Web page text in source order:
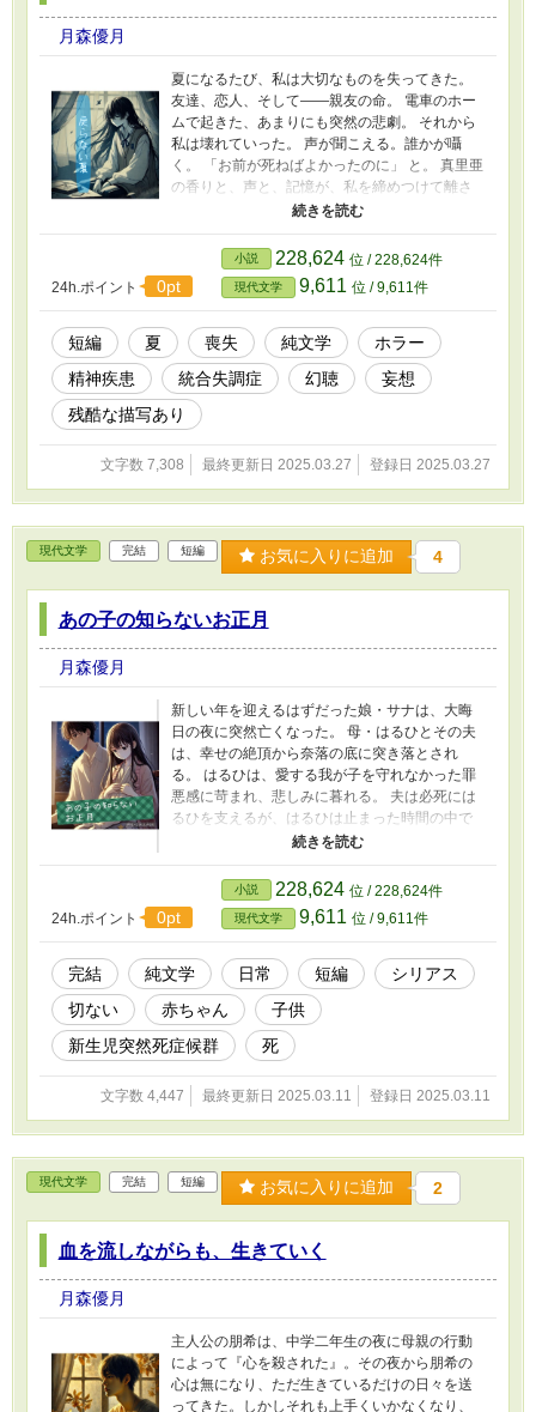
月森優月
夏になるたび、私は大切なものを失ってきた。
友達、恋人、そして——親友の命。 電車のホー
ムで起きた、あまりにも突然の悲劇。 それから
私は壊れていった。 声が聞こえる。誰かが囁
く。 「お前が死ねばよかったのに」 と。 真里亜
の香りと、声と、記憶が、私を締めつけて離さ
ない。 もう何も失うものなんてないと思ってい
つ”すら——私は。 これは、ひとりの少女が夏の
終わりに失った「すべて」と、「戻らないも
の」の物語。
24h.ポイント 0pt
小説 228,624 位 / 228,624件
現代文学 9,611 位 / 9,611件
短編 夏 喪失 純文学
ホラー
精神疾患
統合失調症 幻聴
妄想
残酷な描写あり
文字数 7,308 最終更新日 2025.03.27 登録日 2025.03.27
現代文学 完結 短編 お気に入りに追加 4
あの子の知らないお正月
月森優月
新しい年を迎えるはずだった娘・サナは、大晦
日の夜に突然亡くなった。 母・はるひとその夫
は、幸せの絶頂から奈落の底に突き落とされ
る。 はるひは、愛する我が子を守れなかった罪
悪感に苛まれ、悲しみに暮れる。 夫は必死には
るひを支えるが、はるひは止まった時間の中で
サナの遺品を抱き苦しみ続ける。 季節が巡って
まの家。 サナの一周忌を迎えた大晦日、はるひ
はサナの遺品を整理しようと決めた――。
24h.ポイント
0pt
小説 228,624 位 / 228,624件
現代文学 9,611 位 / 9,611件
完結 純文学 日常 短編
シリアス
切ない
赤ちゃん
子供
新生児突然死症候群
死
文字数 4,447 最終更新日 2025.03.11 登録日 2025.03.11
現代文学 完結 短編 お気に入りに追加 2
血を流しながらも、生きていく
月森優月
主人公の朋希は、中学二年生の夜に母親の行動
によって『心を殺された』。その夜から朋希の
心は無になり、ただ生きているだけの日々を送
ってきた。しかしそれも上手くいかなくなり、